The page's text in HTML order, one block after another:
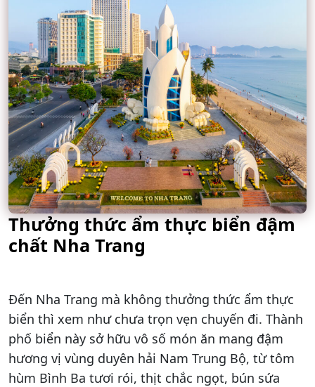
Thưởng thức ẩm thực biển đậm
chất Nha Trang
Đến Nha Trang mà không thưởng thức ẩm thực
biển thì xem như chưa trọn vẹn chuyến đi. Thành
phố biển này sở hữu vô số món ăn mang đậm
hương vị vùng duyên hải Nam Trung Bộ, từ tôm
hùm Bình Ba tươi rói, thịt chắc ngọt, bún sứa